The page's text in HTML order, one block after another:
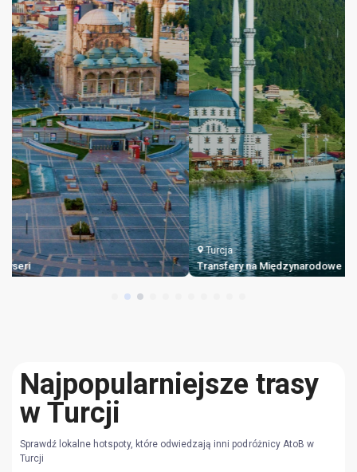
Turcja
Transfery na Międzynarodowe Lotnisko Trabzon
Najpopularniejsze trasy
w Turcji
Sprawdź lokalne hotspoty, które odwiedzają inni podróżnicy AtoB w
Turcji